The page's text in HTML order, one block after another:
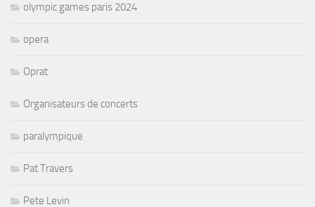
olympic games paris 2024
opera
Oprat
Organisateurs de concerts
paralympique
Pat Travers
Pete Levin